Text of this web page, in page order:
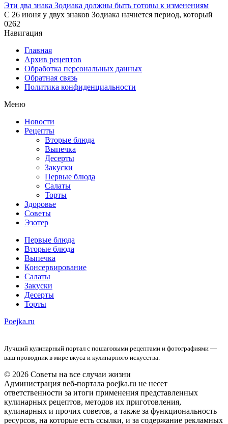
Эти два знака Зодиака должны быть готовы к изменениям
С 26 июня у двух знаков Зодиака начнется период, который
0262
Навигация
Главная
Архив рецептов
Обработка персональных данных
Обратная связь
Политика конфиденциальности
Меню
Новости
Рецепты
Вторые блюда
Выпечка
Десерты
Закуски
Первые блюда
Салаты
Торты
Здоровье
Советы
Эзотер
Первые блюда
Вторые блюда
Выпечка
Консервирование
Салаты
Закуски
Десерты
Торты
Poejka.ru
Лучший кулинарный портал с пошаговыми рецептами и фотографиями —
ваш проводник в мире вкуса и кулинарного искусства.
© 2026 Советы на все случаи жизни
Администрация веб-портала poejka.ru не несет
ответственности за итоги применения представленных
кулинарных рецептов, методов их приготовления,
кулинарных и прочих советов, а также за функциональность
ресурсов, на которые есть ссылки, и за содержание рекламных